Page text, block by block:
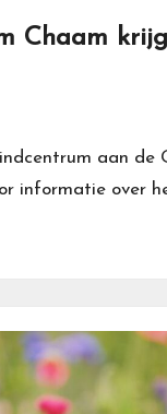
Chaam
aan de
informatie over